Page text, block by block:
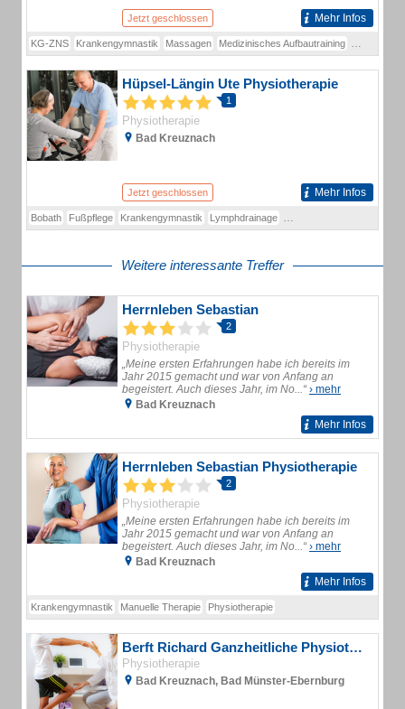
Jetzt geschlossen Mehr Infos
KG-ZNS Krankengymnastik Massagen Medizinisches Aufbautraining
Hüpsel-Längin Ute Physiotherapie
1
Physiotherapie
Bad Kreuznach
Jetzt geschlossen Mehr Infos
Bobath Fußpflege Krankengymnastik Lymphdrainage
Weitere interessante Treffer
Herrnleben Sebastian
2
Physiotherapie
„Meine ersten Erfahrungen habe ich bereits im
Jahr 2015 gemacht und war von Anfang an
begeistert. Auch dieses Jahr, im No...“› mehr
Bad Kreuznach
Mehr Infos
Herrnleben Sebastian Physiotherapie
2
Physiotherapie
„Meine ersten Erfahrungen habe ich bereits im
Jahr 2015 gemacht und war von Anfang an
begeistert. Auch dieses Jahr, im No...“› mehr
Bad Kreuznach
Mehr Infos
Krankengymnastik Manuelle Therapie Physiotherapie
Berft Richard Ganzheitliche Physiotherapie
Physiotherapie
Bad Kreuznach, Bad Münster-Ebernburg